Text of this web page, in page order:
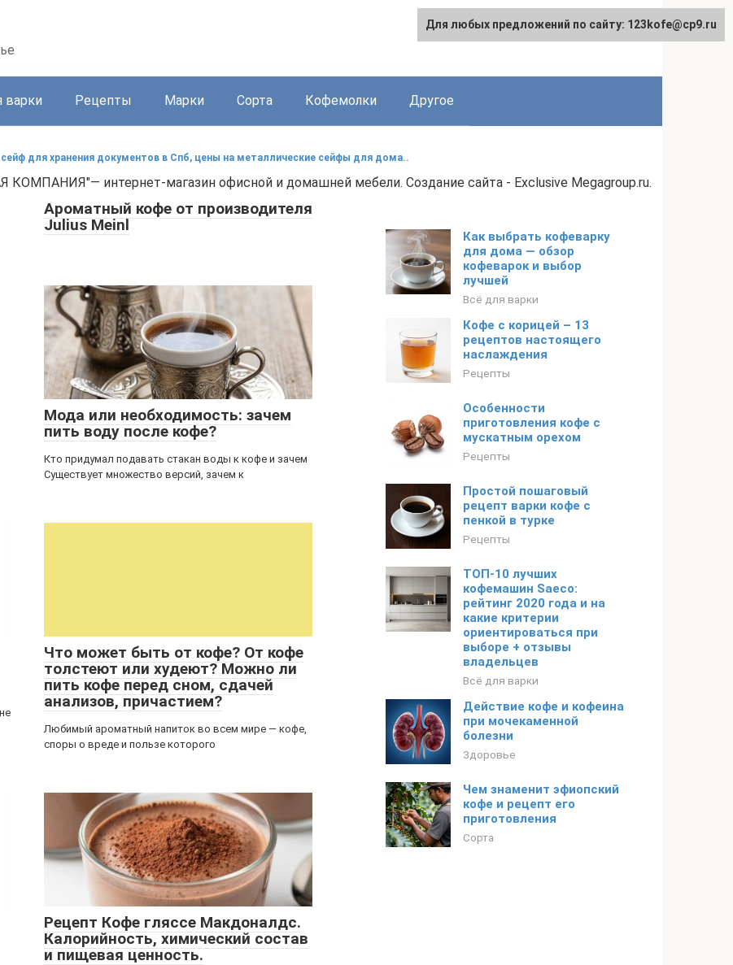
варки Рецепты Марки Сорта Кофемолки Другое
сейф для хранения документов в Спб, цены на металлические сейфы для дома..
интернет-магазин офисной и домашней мебели. Создание сайта - Exclusive Megagroup.ru.
Ароматный кофе от производителя
Julius Meinl
Мода или необходимость: зачем
пить воду после кофе?
Кто придумал подавать стакан воды к кофе и зачем
Существует множество версий, зачем к
Что может быть от кофе? От кофе
толстеют или худеют? Можно ли
пить кофе перед сном, сдачей
анализов, причастием?
Любимый ароматный напиток во всем мире — кофе,
споры о вреде и пользе которого
Рецепт Кофе гляссе Макдоналдс.
Калорийность, химический состав
и пищевая ценность.
Как выбрать кофеварку
для дома — обзор
кофеварок и выбор
лучшей
Всё для варки
Кофе с корицей – 13
рецептов настоящего
наслаждения
Рецепты
Особенности
приготовления кофе с
мускатным орехом
Рецепты
Простой пошаговый
рецепт варки кофе с
пенкой в турке
Рецепты
ТОП-10 лучших
кофемашин Saeco:
рейтинг 2020 года и на
какие критерии
ориентироваться при
выборе + отзывы
владельцев
Всё для варки
Действие кофе и кофеина
при мочекаменной
болезни
Здоровье
Чем знаменит эфиопский
кофе и рецепт его
приготовления
Сорта
Для любых предложений по сайту: 123kofe@cp9.ru